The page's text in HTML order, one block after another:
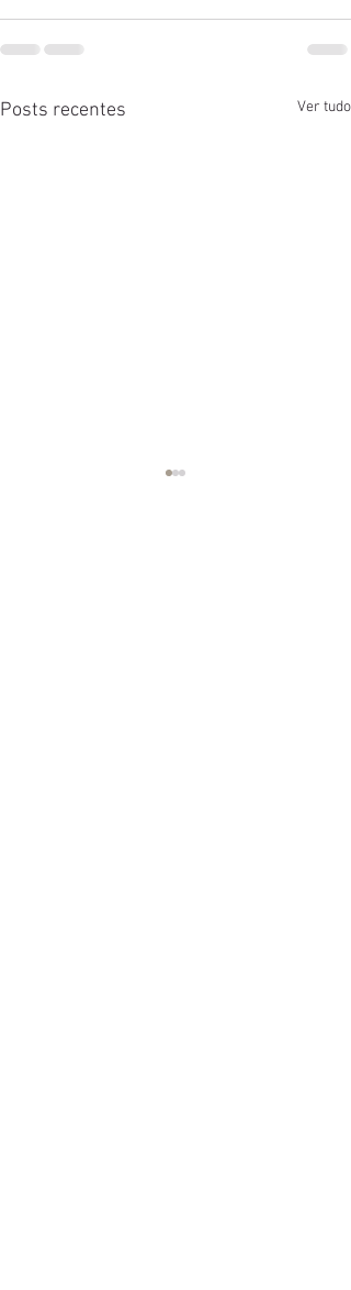
Posts recentes Ver tudo